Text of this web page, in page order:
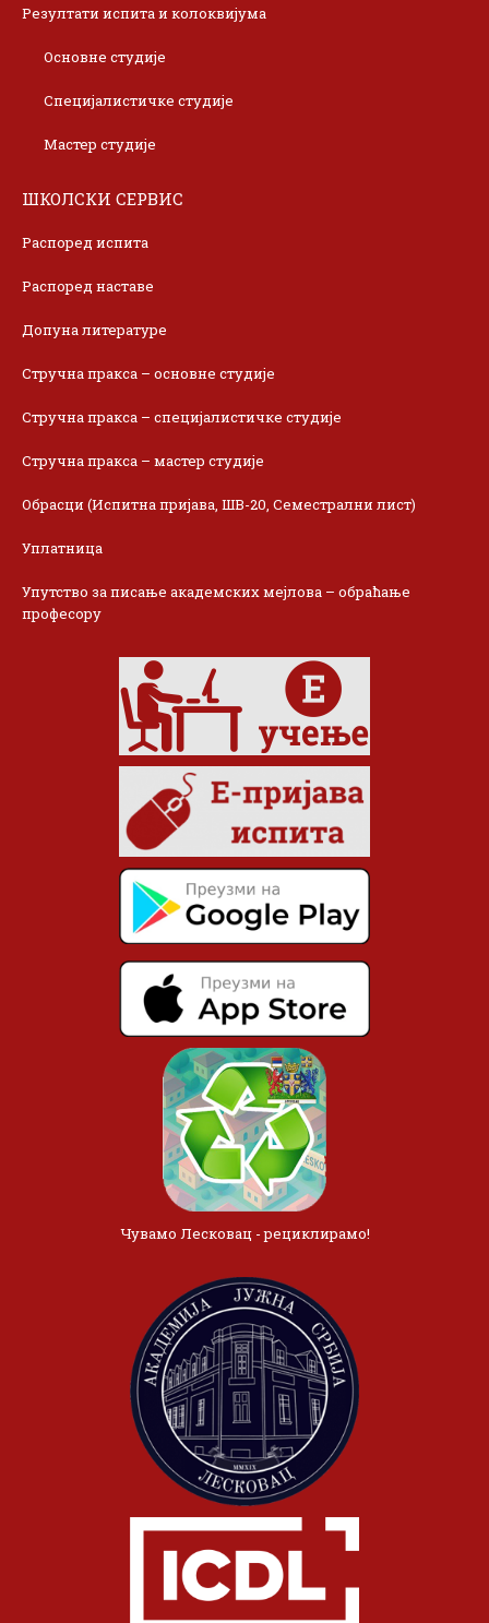
Резултати испита и колоквијума
Основне студије
Специјалистичке студије
Мастер студије
ШКОЛСКИ СЕРВИС
Распоред испита
Распоред наставе
Допуна литературе
Стручна пракса – основне студије
Стручна пракса – специјалистичке студије
Стручна пракса – мастер студије
Обрасци (Испитна пријава, ШВ-20, Семестрални лист)
Уплатница
Упутство за писање академских мејлова – обраћање
професору
Чувамо Лесковац - рециклирамо!